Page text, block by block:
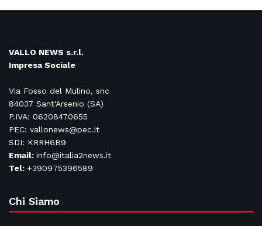
VALLO NEWS s.r.l.
Impresa Sociale
Via Fosso del Mulino, snc
84037 Sant'Arsenio (SA)
P.IVA: 06208470655
PEC: vallonews@pec.it
SDI: KRRH6B9
Email: info@italia2news.it
Tel: +390975396589
Chi Siamo